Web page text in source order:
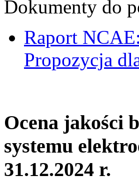
Dokumenty do
Raport
Propozycja
Ocena jakości
systemu
31.12.2024 r.